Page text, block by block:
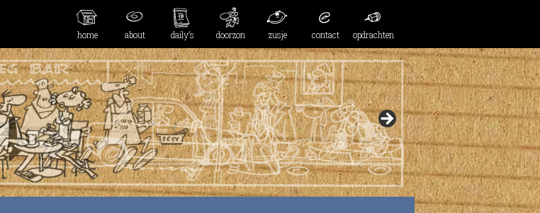
home about daily’s doorzon zusje contact opdrachten